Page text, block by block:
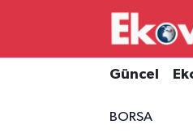
Güncel
BORSA
Güncel
Hava Durumu